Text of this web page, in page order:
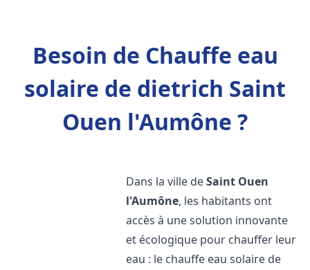
Besoin de Chauffe eau
solaire de dietrich Saint
Ouen l'Aumône ?
Dans la ville deSaint Ouen
l'Aumône, les habitants ont
accès à une solution innovante
et écologique pour chauffer leur
eau : le chauffe eau solaire de